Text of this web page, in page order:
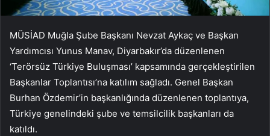
MÜSİAD Muğla Şube Başkanı Nevzat Aykaç ve Başkan
Yardımcısı Yunus Manav, Diyarbakır’da düzenlenen
‘Terörsüz Türkiye Buluşması’ kapsamında gerçekleştirilen
Başkanlar Toplantısı’na katılım sağladı. Genel Başkan
Burhan Özdemir’in başkanlığında düzenlenen toplantıya,
Türkiye genelindeki şube ve temsilcilik başkanları da
katıldı.